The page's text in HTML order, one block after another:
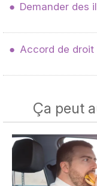
Demander des
Accord de droit
Ça peut